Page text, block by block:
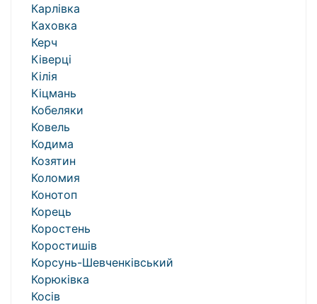
Карлівка
Каховка
Керч
Ківерці
Кілія
Кіцмань
Кобеляки
Ковель
Кодима
Козятин
Коломия
Конотоп
Корець
Коростень
Коростишів
Корсунь-Шевченківський
Корюківка
Косів